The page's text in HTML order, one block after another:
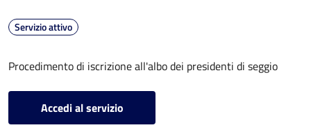
Servizio attivo
Procedimento di iscrizione all'albo dei presidenti di seggio
Accedi al servizio